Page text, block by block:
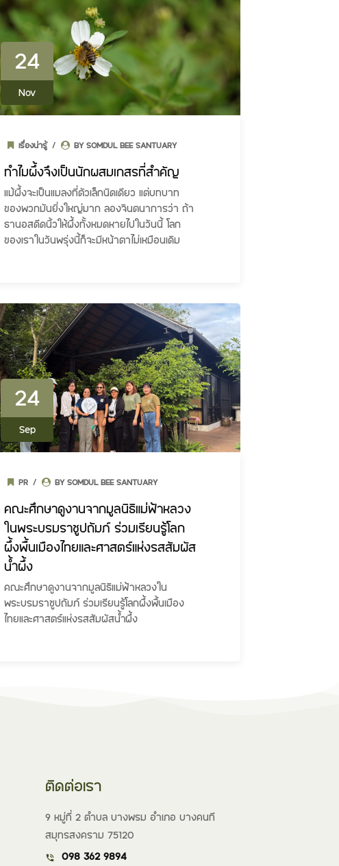
24
Nov
เรื่องน่ารู้ BY SOMDUL BEE SANTUARY
ทำไมผึ้งจึงเป็นนักผสมเกสรที่สำคัญ
แม้ผึ้งจะเป็นแมลงที่ตัวเล็กนิดเดียว แต่บทบาท
ของพวกมันยิ่งใหญ่มาก ลองจินตนาการว่า ถ้า
ธานอสดีดนิ้วให้ผึ้งทั้งหมดหายไปในวันนี้ โลก
ของเราในวันพรุ่งนี้ก็จะมีหน้าตาไม่เหมือนเดิม
24
Sep
PR BY SOMDUL BEE SANTUARY
คณะศึกษาดูงานจากมูลนิธิแม่ฟ้าหลวง
ในพระบรมราชูปถัมภ์ ร่วมเรียนรู้โลก
ผึ้งพื้นเมืองไทยและศาสตร์แห่งรสสัมผัส
น้ำผึ้ง
คณะศึกษาดูงานจากมูลนิธิแม่ฟ้าหลวงใน
พระบรมราชูปถัมภ์ ร่วมเรียนรู้โลกผึ้งพื้นเมือง
ไทยและศาสตร์แห่งรสสัมผัสน้ำผึ้ง
ติดต่อเรา
9 หมู่ที่ 2 ตำบล บางพรม อำเภอ บางคนที
สมุทรสงคราม 75120
098 362 9894